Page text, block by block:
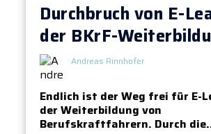
Durchbruch von E-
der BKrF-
Andreas Rinnhofer
Endlich ist der Weg frei für E-
der Weiterbildung von
Berufskraftfahrern. Durch